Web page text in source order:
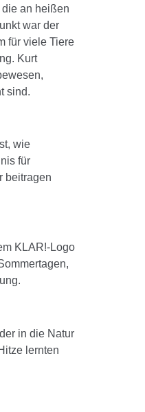
an heißen
war der
für viele Tiere
Kurt
sind.
wie
für
beitragen
KLAR!-Logo
in die Natur
lernten